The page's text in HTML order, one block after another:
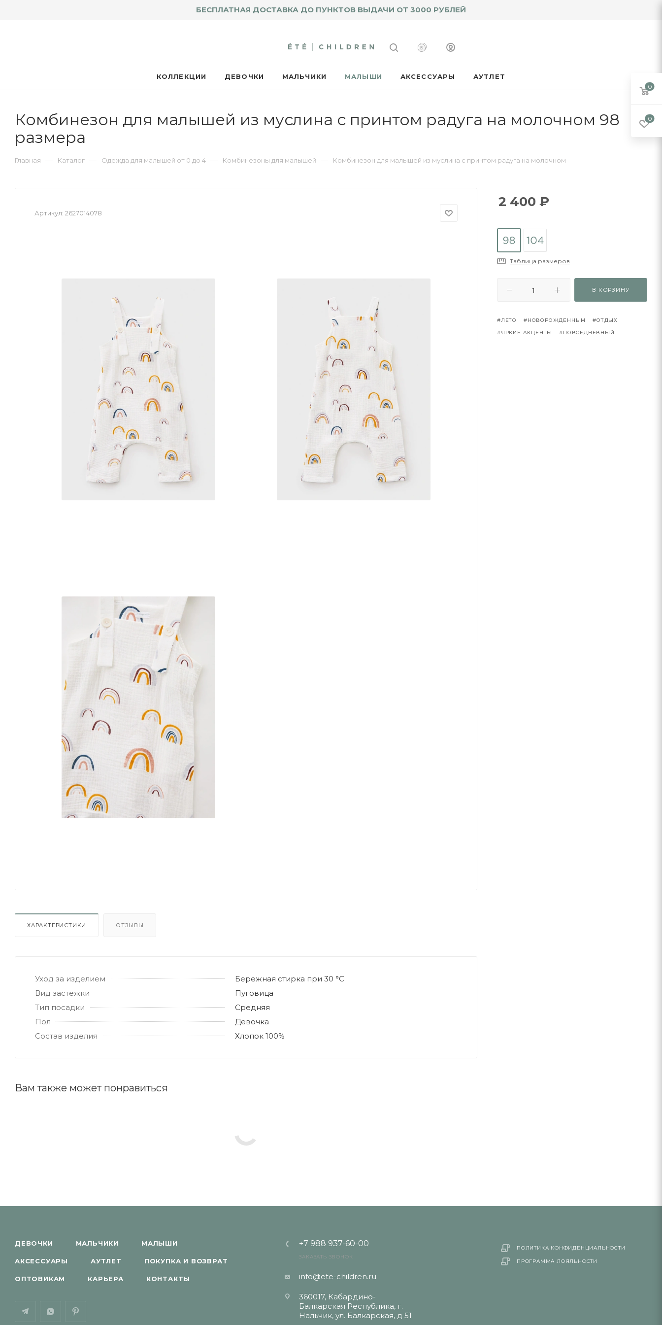
БЕСПЛАТНАЯ ДОСТАВКА ДО ПУНКТОВ ВЫДАЧИ ОТ 3000 РУБЛЕЙ
КОЛЛЕКЦИИ ДЕВОЧКИ МАЛЬЧИКИ МАЛЫШИ АКСЕССУАРЫ АУТЛЕТ
Комбинезон для малышей из муслина с принтом радуга на молочном 98
размера
Главная — Каталог — Одежда для малышей от 0 до 4 — Комбинезоны для малышей — Комбинезон для малышей из муслина с принтом радуга на молочном
Артикул: 2627014078
ХАРАКТЕРИСТИКИ ОТЗЫВЫ
Уход за изделием
Бережная стирка при 30 °C
Вид застежки
Пуговица
Тип посадки
Средняя
Пол
Девочка
Состав изделия
Хлопок 100%
Вам также может понравиться
2 400 ₽
Таблица размеров
В КОРЗИНУ
#ЛЕТО #НОВОРОЖДЕННЫМ
#ОТДЫХ
#ЯРКИЕ АКЦЕНТЫ
#ПОВСЕДНЕВНЫЙ
ДЕВОЧКИ МАЛЬЧИКИ МАЛЫШИ
АКСЕССУАРЫ АУТЛЕТ ПОКУПКА И ВОЗВРАТ
ОПТОВИКАМ КАРЬЕРА КОНТАКТЫ
+7 988 937-60-00
ЗАКАЗАТЬ ЗВОНОК
info@ete-children.ru
360017, Кабардино-
Балкарская Республика, г.
Нальчик, ул. Балкарская, д 51
ПОЛИТИКА КОНФИДЕНЦИАЛЬНОСТИ
ПРОГРАММА ЛОЯЛЬНОСТИ
0
0